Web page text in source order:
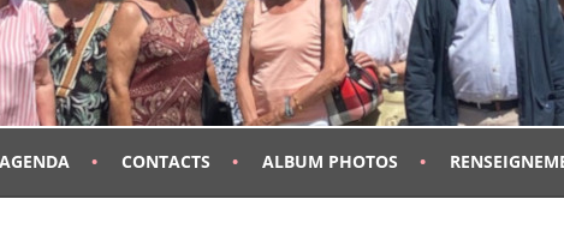
AGENDA CONTACTS ALBUM PHOTOS